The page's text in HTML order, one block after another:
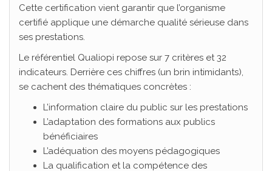
Cette certification vient garantir que l’organisme
certifié applique une démarche qualité sérieuse dans
ses prestations.
Le référentiel Qualiopi repose sur 7 critères et 32
indicateurs. Derrière ces chiffres (un brin intimidants),
se cachent des thématiques concrètes :
L’information claire du public sur les prestations
L’adaptation des formations aux publics
bénéficiaires
L’adéquation des moyens pédagogiques
La qualification et la compétence des